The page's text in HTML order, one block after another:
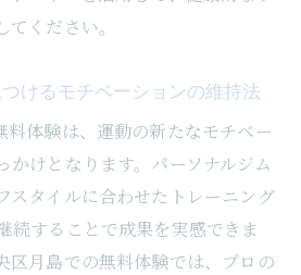
提供する革新的なトレーニン
ムで気づく新たなフィットネ
ください。
けるモチベーションの維持法
料体験は、運動の新たなモチベー
かけとなります。パーソナルジム
スタイルに合わせたトレーニング
続することで成果を実感できま
区月島での無料体験では、プロの